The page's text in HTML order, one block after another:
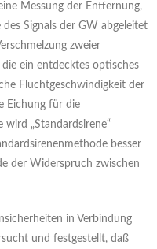
Messung der Entfernung,
Signals der GW abgeleitet
zweier
ein entdecktes optisches
Fluchtgeschwindigkeit der
Eichung für die
„Standardsirene“
besser
der Widerspruch zwischen
in Verbindung
und festgestellt, daß